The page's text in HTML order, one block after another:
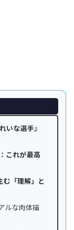
いな選手』
これが最高
む「理解」と
ルな肉体描